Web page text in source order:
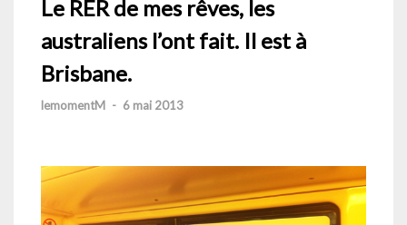
Le RER de mes rêves, les
australiens l’ont fait. Il est à
Brisbane.
lemomentM - 6 mai 2013